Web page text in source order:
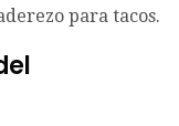
para tacos.